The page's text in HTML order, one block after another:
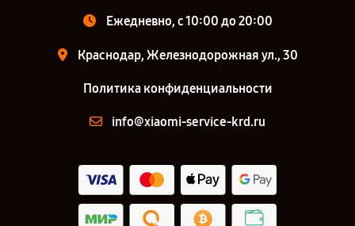
Ежедневно, с 10:00 до 20:00
Краснодар, Железнодорожная ул., 30
Политика конфиденциальности
info@xiaomi-service-krd.ru